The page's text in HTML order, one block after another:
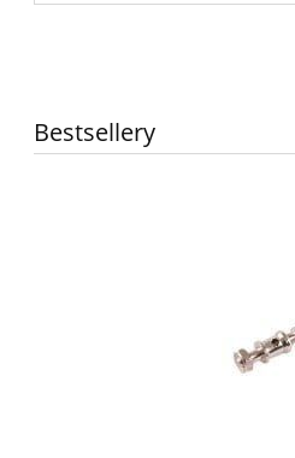
Bestsellery